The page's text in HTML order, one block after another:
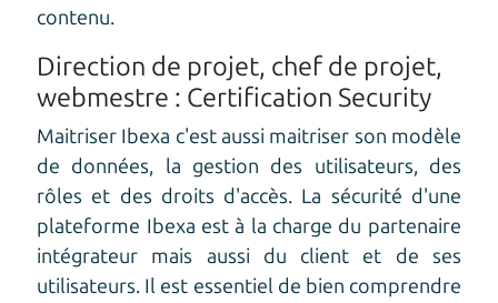
contenu.
Direction de projet, chef de projet,
webmestre : Certification Security
Maitriser Ibexa c'est aussi maitriser son modèle
de données, la gestion des utilisateurs, des
rôles et des droits d'accès. La sécurité d'une
plateforme Ibexa est à la charge du partenaire
intégrateur mais aussi du client et de ses
utilisateurs. Il est essentiel de bien comprendre